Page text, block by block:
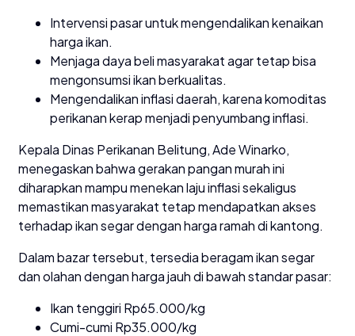
Intervensi pasar untuk mengendalikan kenaikan
harga ikan.
Menjaga daya beli masyarakat agar tetap bisa
mengonsumsi ikan berkualitas.
Mengendalikan inflasi daerah, karena komoditas
perikanan kerap menjadi penyumbang inflasi.
Kepala Dinas Perikanan Belitung, Ade Winarko,
menegaskan bahwa gerakan pangan murah ini
diharapkan mampu menekan laju inflasi sekaligus
memastikan masyarakat tetap mendapatkan akses
terhadap ikan segar dengan harga ramah di kantong.
Dalam bazar tersebut, tersedia beragam ikan segar
dan olahan dengan harga jauh di bawah standar pasar:
Ikan tenggiri Rp65.000/kg
Cumi-cumi Rp35.000/kg